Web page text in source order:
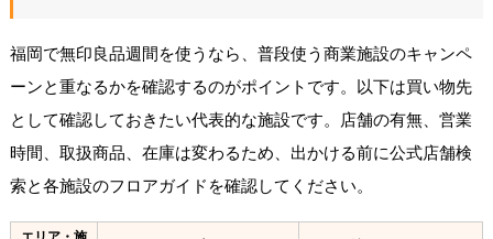
福岡で無印良品週間を使うなら、普段使う商業施設のキャンペ
ーンと重なるかを確認するのがポイントです。以下は買い物先
として確認しておきたい代表的な施設です。店舗の有無、営業
時間、取扱商品、在庫は変わるため、出かける前に公式店舗検
索と各施設のフロアガイドを確認してください。